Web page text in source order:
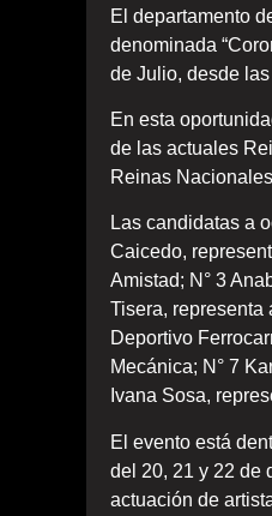
El departamento
denominada
de Julio, desde las
En esta
de las actuales
Reinas
Las candidatas a
Caicedo,
Amistad; N° 3
Tisera, representa
Deportivo
Mecánica; N° 7
Ivana Sosa,
El evento está
del 20, 21 y 22 de
actuación de